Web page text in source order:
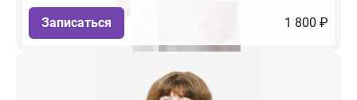
Записаться 1 800 ₽